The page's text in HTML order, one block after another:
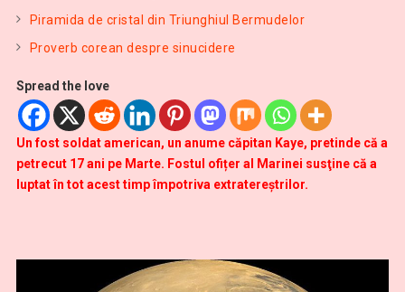
Piramida de cristal din Triunghiul Bermudelor
Proverb corean despre sinucidere
Spread the love
Un fost soldat american, un anume căpitan Kaye, pretinde că a
petrecut 17 ani pe Marte. Fostul ofițer al Marinei susţine că a
luptat în tot acest timp împotriva extratereştrilor.